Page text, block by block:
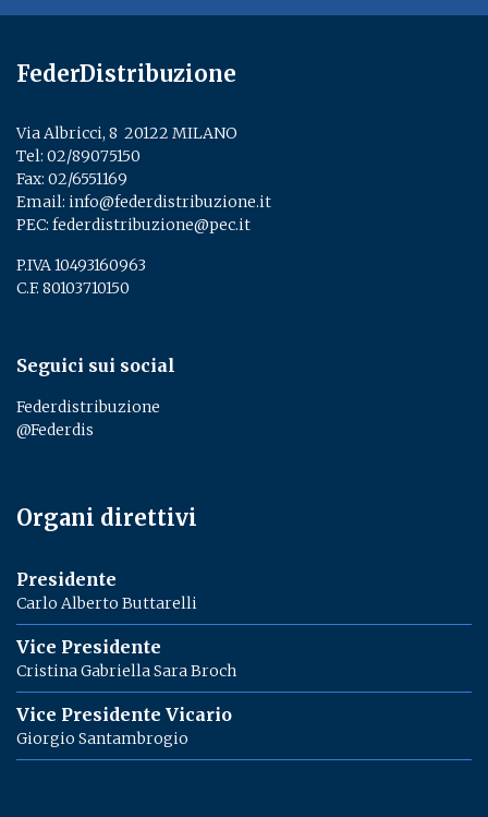
FederDistribuzione
Via Albricci, 8 ­ 20122 MILANO
Tel: 02/89075150
Fax: 02/6551169
Email: info@federdistribuzione.it
PEC: federdistribuzione@pec.it
P.IVA 10493160963
C.F. 80103710150
Seguici sui social
Federdistribuzione
@Federdis
Organi direttivi
Presidente
Carlo Alberto Buttarelli
Vice Presidente
Cristina Gabriella Sara Broch
Vice Presidente Vicario
Giorgio Santambrogio